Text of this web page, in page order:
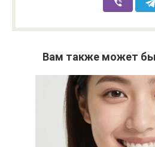
Вам также может